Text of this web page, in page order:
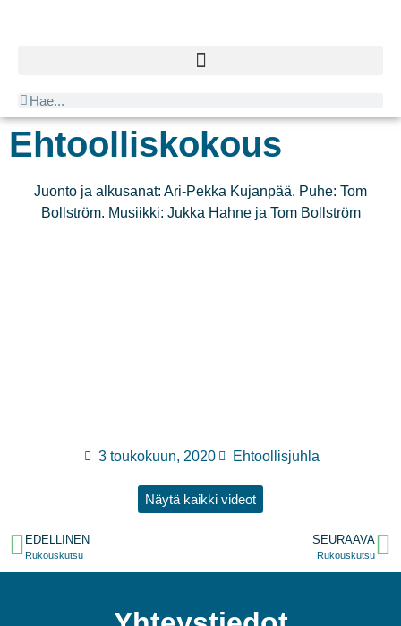
Ehtoolliskokous
Juonto ja alkusanat: Ari-Pekka Kujanpää. Puhe: Tom
Bollström. Musiikki: Jukka Hahne ja Tom Bollström
3 toukokuun, 2020 Ehtoollisjuhla
Näytä kaikki videot
EDELLINEN
Rukouskutsu
SEURAAVA
Rukouskutsu